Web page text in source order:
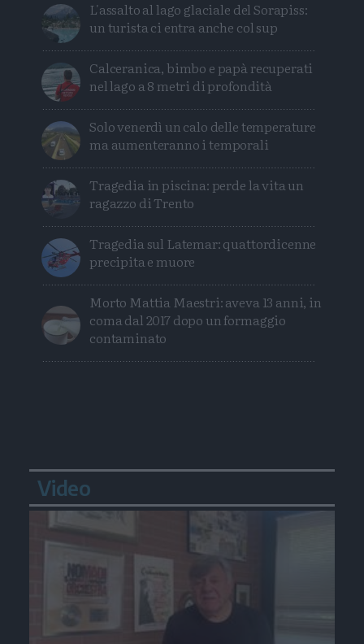
L'assalto al lago glaciale del Sorapiss:
un turista ci entra anche col sup
Calceranica, bimbo e papà recuperati
nel lago a 8 metri di profondità
Solo venerdì un calo delle temperature
ma aumenteranno i temporali
Tragedia in piscina: perde la vita un
ragazzo di Trento
Tragedia sul Latemar: quattordicenne
precipita e muore
Morto Mattia Maestri: aveva 13 anni, in
coma dal 2017 dopo un formaggio
contaminato
Video